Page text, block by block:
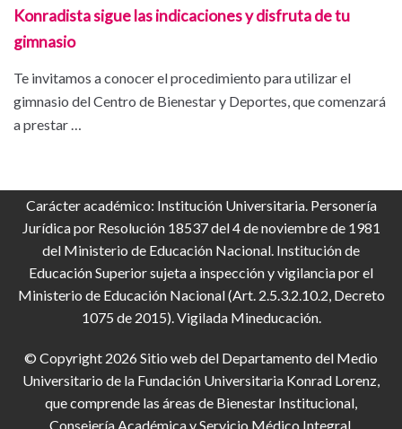
Konradista sigue las indicaciones y disfruta de tu
gimnasio
Te invitamos a conocer el procedimiento para utilizar el
gimnasio del Centro de Bienestar y Deportes, que comenzará
a prestar …
Carácter académico: Institución Universitaria. Personería
Jurídica por Resolución 18537 del 4 de noviembre de 1981
del Ministerio de Educación Nacional. Institución de
Educación Superior sujeta a inspección y vigilancia por el
Ministerio de Educación Nacional (Art. 2.5.3.2.10.2, Decreto
1075 de 2015). Vigilada Mineducación.
© Copyright 2026 Sitio web del Departamento del Medio
Universitario de la Fundación Universitaria Konrad Lorenz,
que comprende las áreas de Bienestar Institucional,
Consejería Académica y Servicio Médico Integral.